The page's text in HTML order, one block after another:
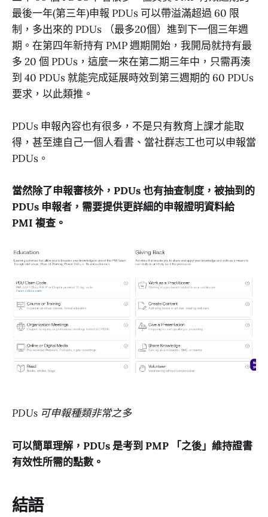
最後一年(第三年)申報 PDUs 可以帶溢滿超過 60 限
制，多出來的 PDUs （最多20個）進到下一個三年週
期。在第四年新持有 PMP 週期開始，我開局就持有最
多 20 個 PDUs，這麼一來在第二期三年中，只需再湊
到 40 PDUs 就能完成延展時效到第三週期的 60 PDUs
要求，以此類推。
PDUs 申報內容也有很多，不是只有教育上課才能取
得，甚至連自己一個人看書、當社群志工也可以申報當
PDUs。
當然除了申報審核外，PDUs 也有抽查制度，被抽到的
PDUs 申報者，需要提供更詳細的申報證明資料給
PMI 複查。
PDUs 可申報種類非常之多
可以簡單理解，PDUs 是考到 PMP 「之後」維持證書
有效性所需的點數。
結語